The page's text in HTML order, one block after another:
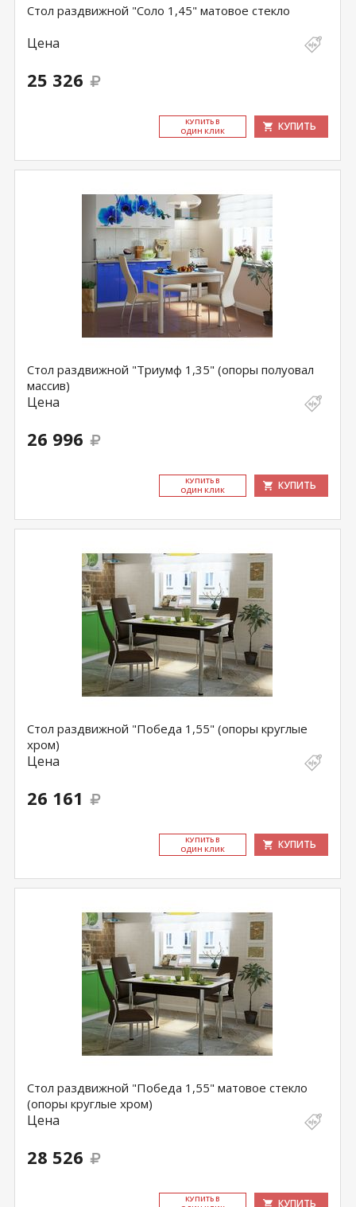
Стол раздвижной "Соло 1,45" матовое стекло
Цена
25 326
КУ­ПИТЬ В
ОДИН КЛИК
КУПИТЬ
Стол раздвижной "Триумф 1,35" (опоры полуовал
массив)
Цена
26 996
КУ­ПИТЬ В
ОДИН КЛИК
КУПИТЬ
Стол раздвижной "Победа 1,55" (опоры круглые
хром)
Цена
26 161
КУ­ПИТЬ В
ОДИН КЛИК
КУПИТЬ
Стол раздвижной "Победа 1,55" матовое стекло
(опоры круглые хром)
Цена
28 526
КУ­ПИТЬ В
КУПИТЬ